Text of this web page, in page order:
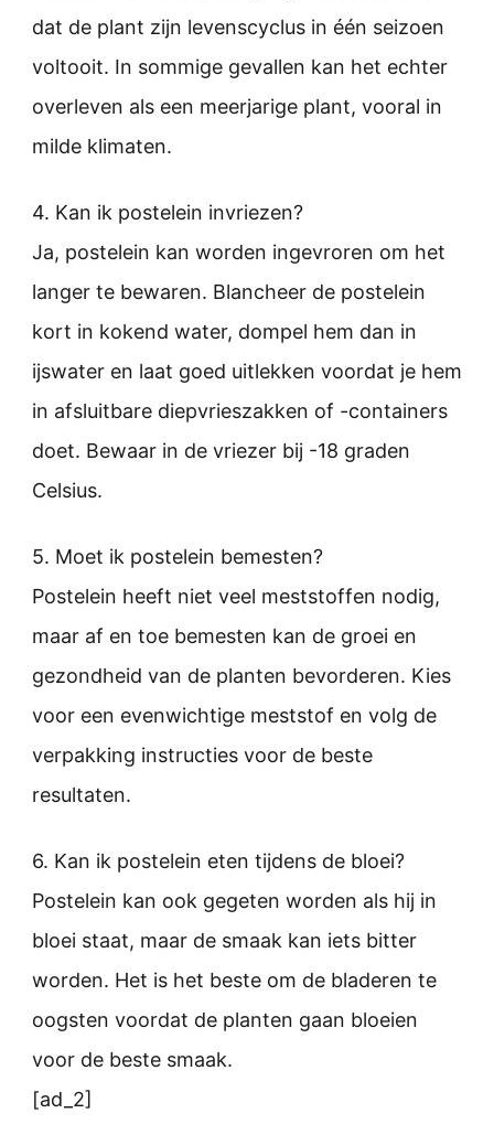
dat de plant zijn levenscyclus in één seizoen
voltooit. In sommige gevallen kan het echter
overleven als een meerjarige plant, vooral in
milde klimaten.
4. Kan ik postelein invriezen?
Ja, postelein kan worden ingevroren om het
langer te bewaren. Blancheer de postelein
kort in kokend water, dompel hem dan in
ijswater en laat goed uitlekken voordat je hem
in afsluitbare diepvrieszakken of -containers
doet. Bewaar in de vriezer bij -18 graden
Celsius.
5. Moet ik postelein bemesten?
Postelein heeft niet veel meststoffen nodig,
maar af en toe bemesten kan de groei en
gezondheid van de planten bevorderen. Kies
voor een evenwichtige meststof en volg de
verpakking instructies voor de beste
resultaten.
6. Kan ik postelein eten tijdens de bloei?
Postelein kan ook gegeten worden als hij in
bloei staat, maar de smaak kan iets bitter
worden. Het is het beste om de bladeren te
oogsten voordat de planten gaan bloeien
voor de beste smaak.
[ad_2]